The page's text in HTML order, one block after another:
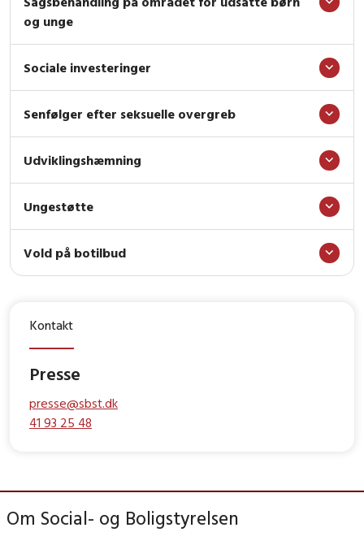
og unge
Sociale investeringer
Senfølger efter seksuelle overgreb
Udviklingshæmning
Ungestøtte
Vold på botilbud
Kontakt
Presse
presse@sbst.dk
41 93 25 48
Om Social- og Boligstyrelsen